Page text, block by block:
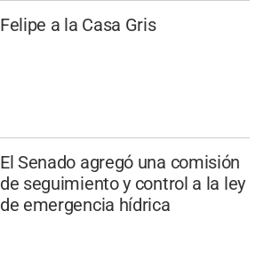
Felipe a la Casa Gris
El Senado agregó una comisión
de seguimiento y control a la ley
de emergencia hídrica